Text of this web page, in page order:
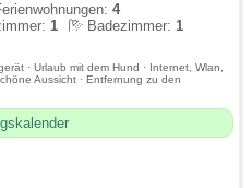
4
1 Badezimmer:1
· Urlaub mit dem Hund · Internet, Wlan,
Aussicht · Entfernung zu den